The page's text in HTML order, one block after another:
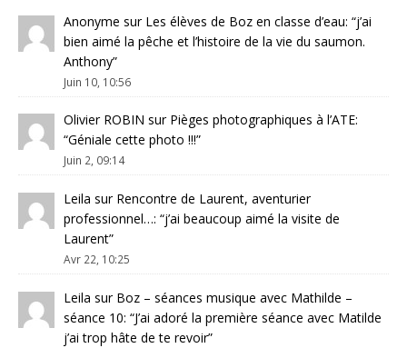
Anonyme sur Les élèves de Boz en classe d’eau: “j’ai
bien aimé la pêche et l’histoire de la vie du saumon.
Anthony”
Juin 10, 10:56
Olivier ROBIN sur Pièges photographiques à l’ATE:
“Géniale cette photo !!!”
Juin 2, 09:14
Leila sur Rencontre de Laurent, aventurier
professionnel…: “j’ai beaucoup aimé la visite de
Laurent”
Avr 22, 10:25
Leila sur Boz – séances musique avec Mathilde –
séance 10: “J’ai adoré la première séance avec Matilde
j’ai trop hâte de te revoir”